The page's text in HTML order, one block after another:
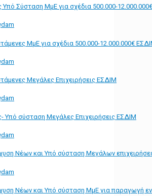
Υπό Σύσταση ΜμΕ για σχέδια 500.000-
ΜμΕ για σχέδια 500.000-12.000.000€
Μεγάλες Επιχειρήσεις ΕΣΔΙΜ
Υπό σύσταση Μεγάλες Επιχειρήσεις ΕΣΔΙΜ
Νέων και Υπό σύσταση Μεγάλων
Νέων και Υπό σύσταση ΜμΕ για παραγωγή